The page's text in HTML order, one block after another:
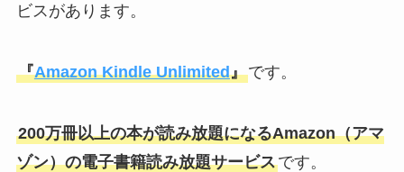
ビスがあります。
『Amazon Kindle Unlimited』です。
200万冊以上の本が読み放題になるAmazon（アマ
ゾン）の電子書籍読み放題サービスです。